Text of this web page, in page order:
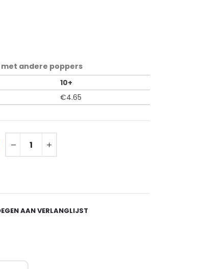
met andere poppers
10+
€4.65
AAN VERLANGLIJST